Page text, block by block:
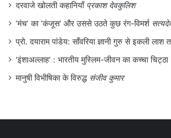
सुवैवे में स्थानीय चर्च में ही उन्हे
1978 में इस मशहूर कामेडियन के
कब्र से निकल लिया इन दोनों ने
उना चैपलिन से शव के बदले
दरवाजे खोलती कहानियाँ प्रकाश देवकुलिश
‘मंच’ का ‘कंजूस’ और उससे उठते कुछ रंग-विमर्श
प्रो. दयाराम पांडेय: साँवरिया ज्ञानी गुरु से इकली
‘इंशाअल्लाह’ : भारतीय मुस्लिम-जीवन का कच्चा चिट्ठा
मानुषी विभीषिका के विरुद्ध संजीव कुमार